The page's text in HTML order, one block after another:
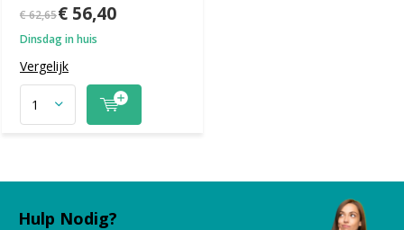
€ 62,65€ 56,40
Dinsdag in huis
Vergelijk
Hulp Nodig?